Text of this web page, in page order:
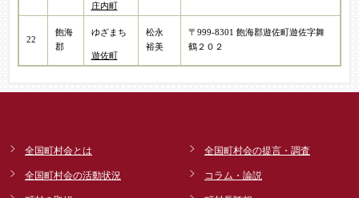
庄内町
22
飽海
郡
ゆざまち
遊佐町
松永
裕美
〒999-8301 飽海郡遊佐町遊佐字舞
鶴２０２
全国町村会とは
全国町村会の活動状況
全国町村会の提言・調査
コラム・論説